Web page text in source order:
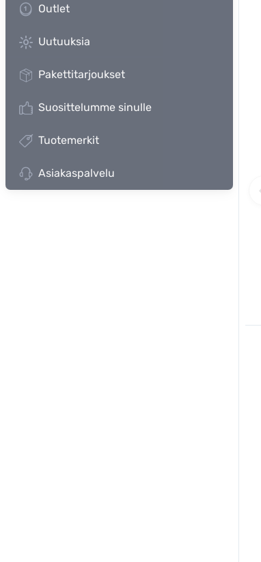
Outlet
Uutuuksia
Pakettitarjoukset
Suosittelumme sinulle
Tuotemerkit
Asiakaspalvelu